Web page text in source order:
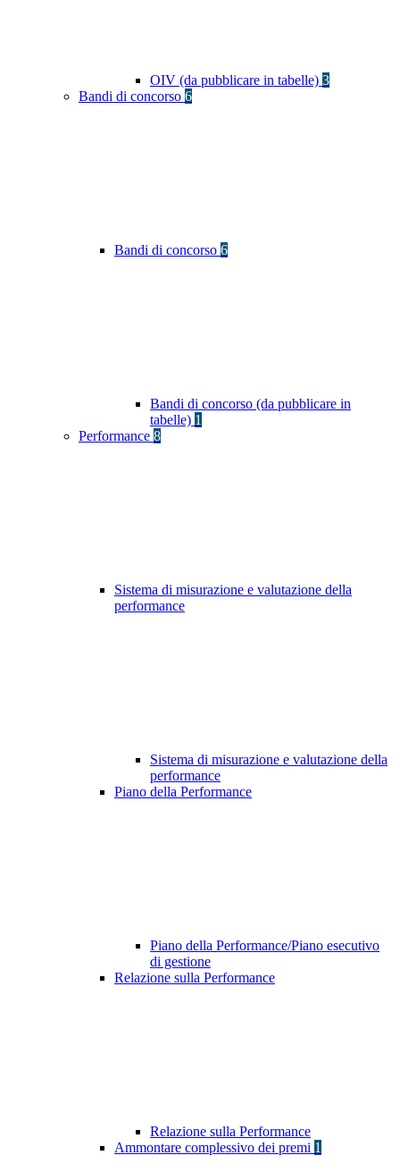
OIV (da pubblicare in tabelle) 3
Bandi di concorso 6
Bandi di concorso 6
Bandi di concorso (da pubblicare in
tabelle) 1
Performance 8
Sistema di misurazione e valutazione della
performance
Sistema di misurazione e valutazione della
performance
Piano della Performance
Piano della Performance/Piano esecutivo
di gestione
Relazione sulla Performance
Relazione sulla Performance
Ammontare complessivo dei premi 1